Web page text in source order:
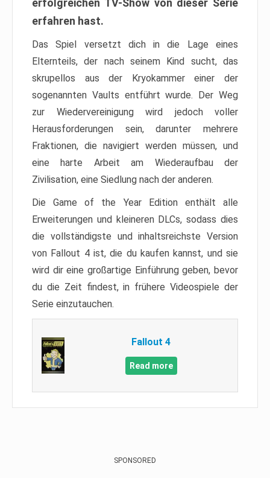
erfolgreichen TV-Show von dieser Serie
erfahren hast.
Das Spiel versetzt dich in die Lage eines
Elternteils, der nach seinem Kind sucht, das
skrupellos aus der Kryokammer einer der
sogenannten Vaults entführt wurde. Der Weg
zur Wiedervereinigung wird jedoch voller
Herausforderungen sein, darunter mehrere
Fraktionen, die navigiert werden müssen, und
eine harte Arbeit am Wiederaufbau der
Zivilisation, eine Siedlung nach der anderen.
Die Game of the Year Edition enthält alle
Erweiterungen und kleineren DLCs, sodass dies
die vollständigste und inhaltsreichste Version
von Fallout 4 ist, die du kaufen kannst, und sie
wird dir eine großartige Einführung geben, bevor
du die Zeit findest, in frühere Videospiele der
Serie einzutauchen.
Fallout 4
Read more
SPONSORED